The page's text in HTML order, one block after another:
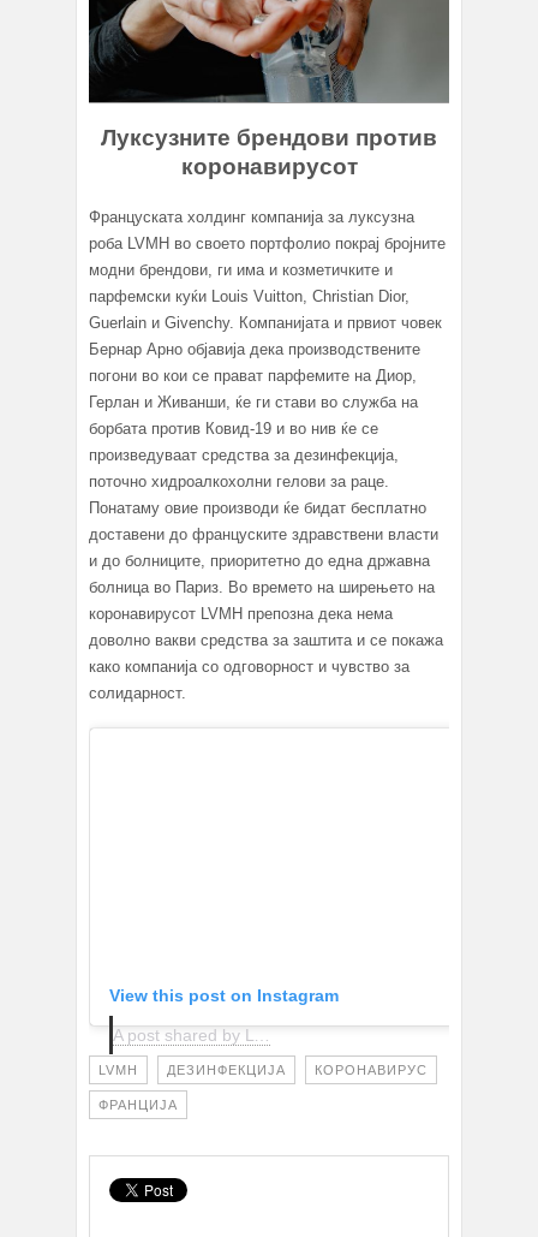
Луксузните брендови против
коронавирусот
Француската холдинг компанија за луксузна
роба LVMH во своето портфолио покрај бројните
модни брендови, ги има и козметичките и
парфемски куќи Louis Vuitton, Christian Dior,
Guerlain и Givenchy. Компанијата и првиот човек
Бернар Арно објавија дека производствените
погони во кои се прават парфемите на Диор,
Герлан и Живанши, ќе ги стави во служба на
борбата против Ковид-19 и во нив ќе се
произведуваат средства за дезинфекција,
поточно хидроалкохолни гелови за раце.
Понатаму овие производи ќе бидат бесплатно
доставени до француските здравствени власти
и до болниците, приоритетно до една државна
болница во Париз. Во времето на ширењето на
коронавирусот LVMH препозна дека нема
доволно вакви средства за заштита и се покажа
како компанија со одговорност и чувство за
солидарност.
View this post on Instagram
LVMH ДЕЗИНФЕКЦИЈА КОРОНАВИРУС
ФРАНЦИЈА